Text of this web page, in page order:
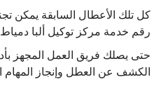
كل تلك الأعطال السابقة يمكن
رقم خدمة مركز توكيل ألبا دمياط،
حتى يصلك فريق العمل المجهز
الكشف عن العطل وإنجاز المهام